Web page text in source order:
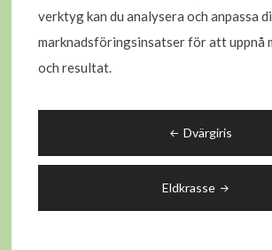
verktyg kan du analysera och anpassa
marknadsföringsinsatser för att uppnå
och resultat.
Dvärgiris
Eldkrasse